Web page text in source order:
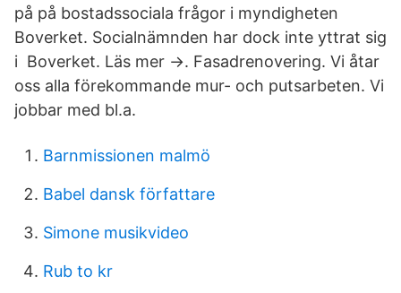
på på bostadssociala frågor i myndigheten
Boverket. Socialnämnden har dock inte yttrat sig
i Boverket. Läs mer →. Fasadrenovering. Vi åtar
oss alla förekommande mur- och putsarbeten. Vi
jobbar med bl.a.
Barnmissionen malmö
Babel dansk författare
Simone musikvideo
Rub to kr